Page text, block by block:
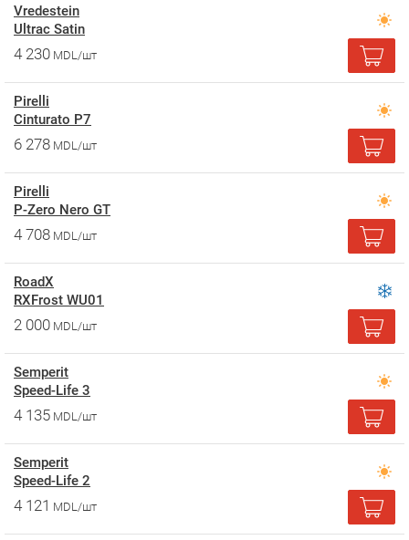
Vredestein
Ultrac Satin
4 230 MDL/шт
Pirelli
Cinturato P7
6 278 MDL/шт
Pirelli
P-Zero Nero GT
4 708 MDL/шт
RoadX
RXFrost WU01
2 000 MDL/шт
Semperit
Speed-Life 3
4 135 MDL/шт
Semperit
Speed-Life 2
4 121 MDL/шт